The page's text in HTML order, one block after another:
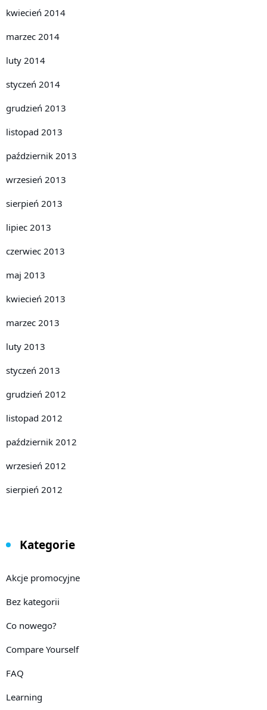
kwiecień 2014
marzec 2014
luty 2014
styczeń 2014
grudzień 2013
listopad 2013
październik 2013
wrzesień 2013
sierpień 2013
lipiec 2013
czerwiec 2013
maj 2013
kwiecień 2013
marzec 2013
luty 2013
styczeń 2013
grudzień 2012
listopad 2012
październik 2012
wrzesień 2012
sierpień 2012
Kategorie
Akcje promocyjne
Bez kategorii
Co nowego?
Compare Yourself
FAQ
Learning